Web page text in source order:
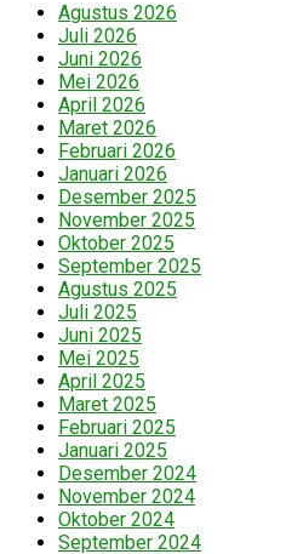
Agustus 2026
Juli 2026
Juni 2026
Mei 2026
April 2026
Maret 2026
Februari 2026
Januari 2026
Desember 2025
November 2025
Oktober 2025
September 2025
Agustus 2025
Juli 2025
Juni 2025
Mei 2025
April 2025
Maret 2025
Februari 2025
Januari 2025
Desember 2024
November 2024
Oktober 2024
September 2024